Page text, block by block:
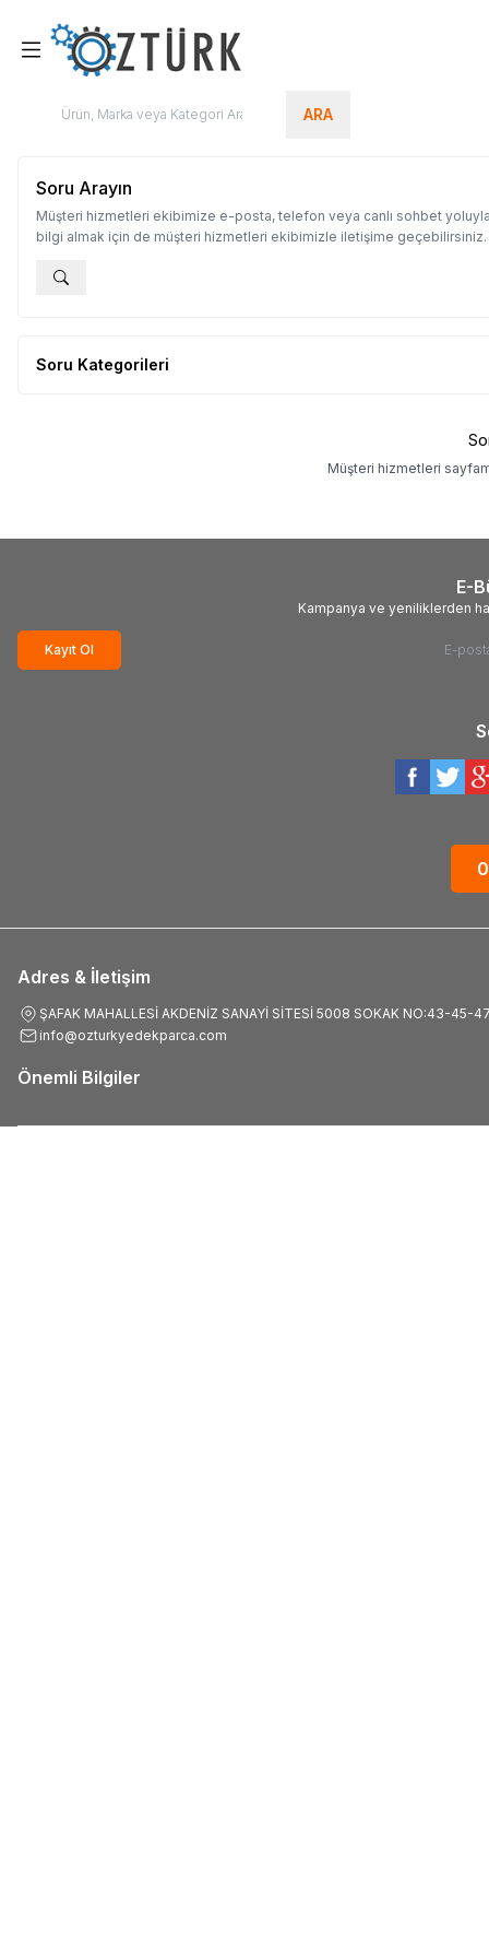
ARA
Soru Arayın
Müşteri hizmetleri ekibimize e-posta, telefon veya canlı sohbet
bilgi almak için de müşteri hizmetleri ekibimizle iletişime geçebilirsiniz.
Soru Kategorileri
Müşteri hizmetleri
E-
Kampanya ve yeniliklerden
Kayıt Ol
Adres & İletişim
ŞAFAK MAHALLESİ AKDENİZ SANAYİ SİTESİ 5008 SOKAK NO:43-45-
info@ozturkyedekparca.com
Önemli Bilgiler